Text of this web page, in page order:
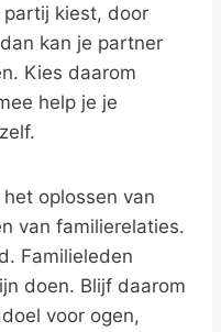
partij kiest, door
kan je partner
Kies daarom
help je je
oplossen van
van familierelaties.
Familieleden
doen. Blijf daarom
voor ogen,